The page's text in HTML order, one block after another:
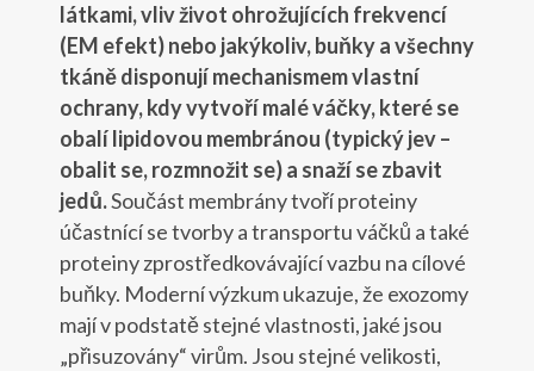
látkami, vliv život ohrožujících frekvencí
(EM efekt) nebo jakýkoliv, buňky a všechny
tkáně disponují mechanismem vlastní
ochrany, kdy vytvoří malé váčky, které se
obalí lipidovou membránou (typický jev –
obalit se, rozmnožit se) a snaží se zbavit
jedů.Součást membrány tvoří proteiny
účastnící se tvorby a transportu váčků a také
proteiny zprostředkovávající vazbu na cílové
buňky. Moderní výzkum ukazuje, že exozomy
mají v podstatě stejné vlastnosti, jaké jsou
„přisuzovány“ virům. Jsou stejné velikosti,